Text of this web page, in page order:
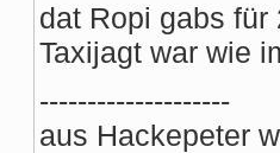
dat Ropi gabs für
Taxijagt war wie
--------------------
aus Hackepeter